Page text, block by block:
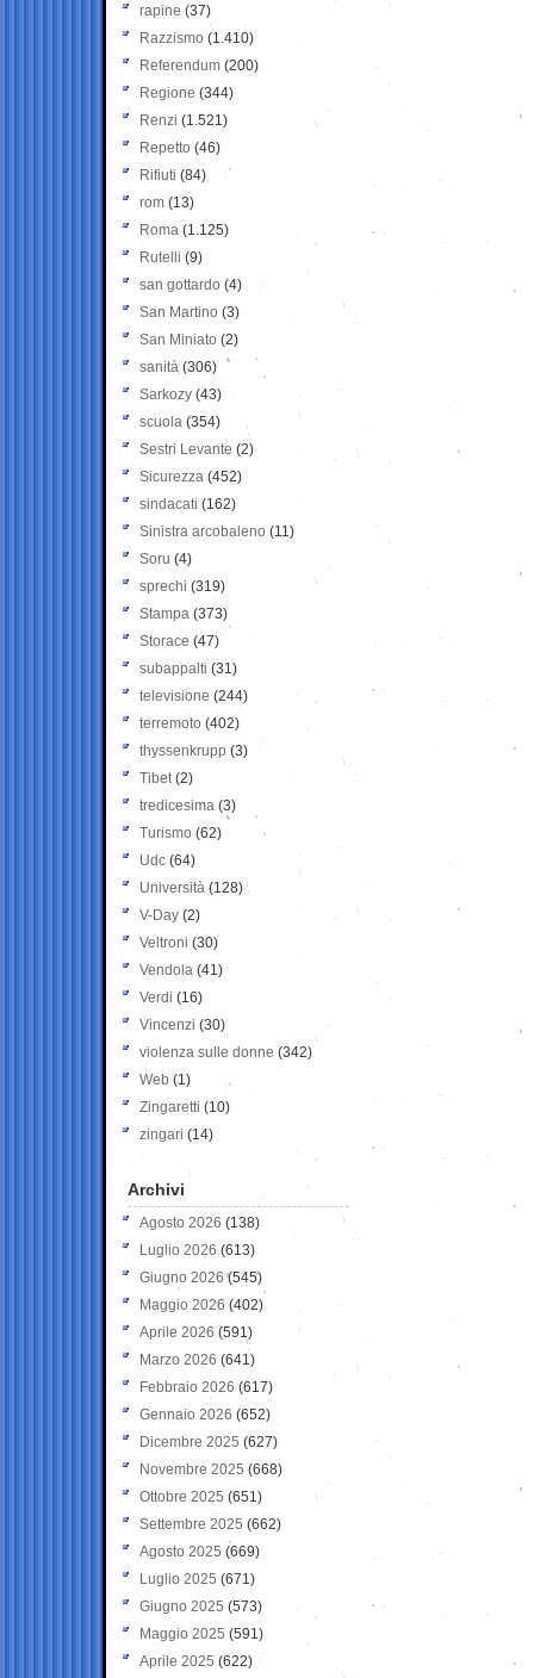
rapine (37)
Razzismo (1.410)
Referendum (200)
Regione (344)
Renzi (1.521)
Repetto (46)
Rifiuti (84)
rom (13)
Roma (1.125)
Rutelli (9)
san gottardo (4)
San Martino (3)
San Miniato (2)
sanità (306)
Sarkozy (43)
scuola (354)
Sestri Levante (2)
Sicurezza (452)
sindacati (162)
Sinistra arcobaleno (11)
Soru (4)
sprechi (319)
Stampa (373)
Storace (47)
subappalti (31)
televisione(244)
terremoto (402)
thyssenkrupp (3)
Tibet(2)
tredicesima (3)
Turismo (62)
Udc (64)
Università (128)
V-Day (2)
Veltroni (30)
Vendola (41)
Verdi (16)
Vincenzi (30)
violenza sulle donne (342)
Web (1)
Zingaretti (10)
zingari (14)
Archivi
Agosto 2026 (138)
Luglio 2026 (613)
Giugno 2026 (545)
Maggio 2026 (402)
Aprile 2026 (591)
Marzo 2026 (641)
Febbraio 2026 (617)
Gennaio 2026 (652)
Dicembre 2025 (627)
Novembre 2025 (668)
Ottobre 2025 (651)
Settembre 2025 (662)
Agosto 2025 (669)
Luglio 2025 (671)
Giugno 2025 (573)
Maggio 2025 (591)
Aprile 2025 (622)